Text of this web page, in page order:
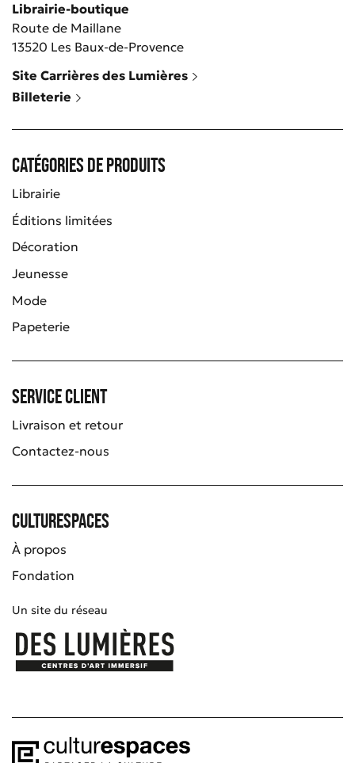
Librairie-boutique
Route de Maillane
13520 Les Baux-de-Provence
Site Carrières des Lumières
Billeterie
Catégories de produits
Librairie
Éditions limitées
Décoration
Jeunesse
Mode
Papeterie
Service client
Livraison et retour
Contactez-nous
Culturespaces
À propos
Fondation
Un site du réseau